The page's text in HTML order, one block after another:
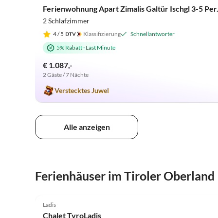
Ferienwohnung Apart Zimalis Galtür Ischgl 3-5 Per.
2 Schlafzimmer
4/ 5 Klassifizierung
Schnellantworter
5% Rabatt· Last Minute
€ 1.087,-
2 Gäste / 7 Nächte
Verstecktes Juwel
Alle anzeigen
Ferienhäuser im Tiroler Oberland
Ladis
Chalet TyroLadis